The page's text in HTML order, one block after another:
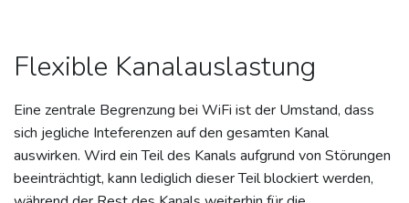
Flexible Kanalauslastung
Eine zentrale Begrenzung bei WiFi ist der Umstand, dass
sich jegliche Inteferenzen auf den gesamten Kanal
auswirken. Wird ein Teil des Kanals aufgrund von Störungen
beeinträchtigt, kann lediglich dieser Teil blockiert werden,